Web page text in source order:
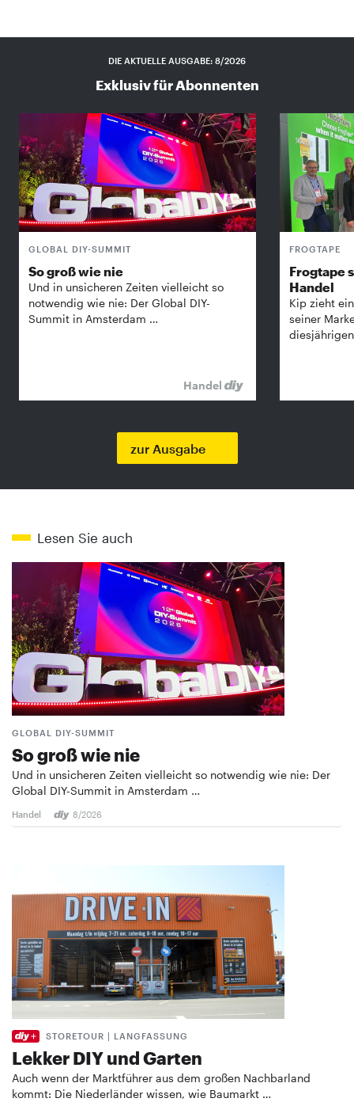
DIE AKTUELLE AUSGABE: 8/2026
Exklusiv für Abonnenten
GLOBAL DIY-SUMMIT
So groß wie nie
Und in unsicheren Zeiten vielleicht so
notwendig wie nie: Der Global DIY-
Summit in Amsterdam …
Handel
FROGTAPE
Frogtape
Handel
Kip zieht
seiner
zur Ausgabe
Lesen Sie auch
GLOBAL DIY-SUMMIT
So groß wie nie
Und in unsicheren Zeiten vielleicht so notwendig wie nie: Der
Global DIY-Summit in Amsterdam …
Handel 8/2026
STORETOUR | LANGFASSUNG
Lekker DIY und Garten
Auch wenn der Marktführer aus dem großen Nachbarland
kommt: Die Niederländer wissen, wie Baumarkt …